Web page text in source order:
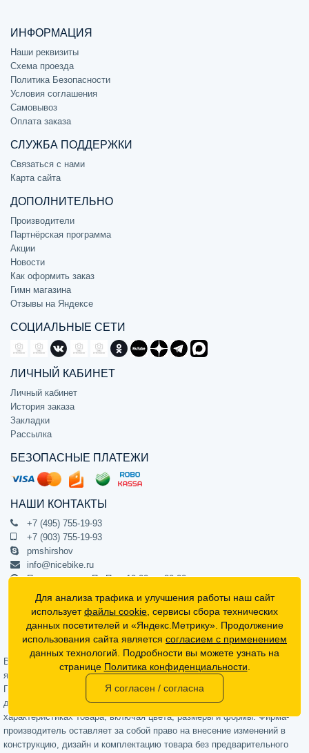
ИНФОРМАЦИЯ
Наши реквизиты
Схема проезда
Политика Безопасности
Условия соглашения
Самовывоз
Оплата заказа
СЛУЖБА ПОДДЕРЖКИ
Связаться с нами
Карта сайта
ДОПОЛНИТЕЛЬНО
Производители
Партнёрская программа
Акции
Новости
Как оформить заказ
Гимн магазина
Отзывы на Яндексе
СОЦИАЛЬНЫЕ СЕТИ
ЛИЧНЫЙ КАБИНЕТ
Личный кабинет
История заказа
Закладки
Рассылка
БЕЗОПАСНЫЕ ПЛАТЕЖИ
НАШИ КОНТАКТЫ
+7 (495) 755-19-93
+7 (903) 755-19-93
pmshirshov
info@nicebike.ru
Прием звонков Пн-Пт с 10:00 до 20:00
ПВЗ Пн-Пт с 10:00 до 20:00
г. Москва, ул. Барклая 13с1
подъезд 1, цокольный этаж, офис 1
Официальный интернет-магазин NiceBike © 2012 - 2026
Вся информация на сайте носит ознакомительный характер, не
является публичной офертой (определяемой положениями Статьи 437
Гражданского кодекса РФ) и не может в полной мере передавать
достоверную информацию о свойствах, комплектации и
характеристиках товара, включая цвета, размеры и формы. Фирма-
производитель оставляет за собой право на внесение изменений в
конструкцию, дизайн и комплектацию товара без предварительного
Для анализа трафика и улучшения работы наш сайт
используетфайлы cookie , сервисы сбора технических
данных посетителей и «Яндекс.Метрику». Продолжение
использования сайта является согласием с применением
данных технологий. Подробности вы можете узнать на
странице Политика конфиденциальности
Я согласен / согласна